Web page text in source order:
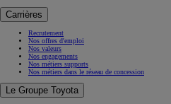
Carrières
Recrutement
Nos offres d'emploi
Nos valeurs
Nos engagements
Nos métiers supports
Nos métiers dans le réseau de concession
Le Groupe Toyota